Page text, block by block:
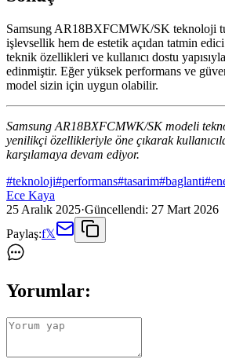
Samsung AR18BXFCMWK/SK teknoloji
işlevsellik hem de estetik açıdan tatmin
teknik özellikleri ve kullanıcı dostu
edinmiştir. Eğer yüksek performans ve
model sizin için uygun olabilir.
Samsung AR18BXFCMWK/SK modeli
yenilikçi özellikleriyle öne çıkarak
karşılamaya devam ediyor.
#teknoloji#performans#tasarim#baglanti#
Ece Kaya
25 Aralık 2025·Güncellendi: 27 Mart 2026
Paylaş:f𝕏
Yorumlar: